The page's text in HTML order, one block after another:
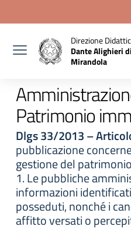
Direzione
Dante Alighieri di
Mirandola
Patrimonio
Dlgs 33/2013 –
pubblicazione
gestione del patrimonio
1. Le pubbliche
informazioni
posseduti, nonché i
affitto versati o